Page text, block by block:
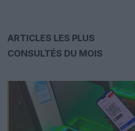
ARTICLES LES PLUS
CONSULTÉS DU MOIS